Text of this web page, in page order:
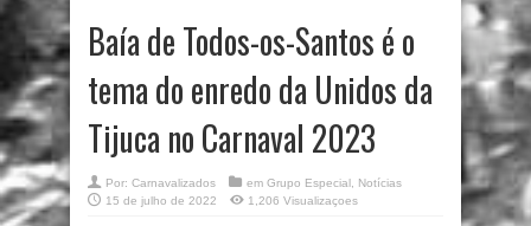
Baía de Todos-os-Santos é o
tema do enredo da Unidos da
Tijuca no Carnaval 2023
Por: Carnavalizados em Grupo Especial
Notícias
15 de julho de 2022
1,206 Visualizaçoes